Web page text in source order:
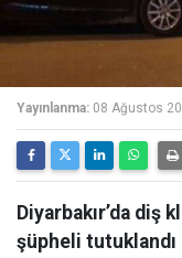
Yayınlanma: 08 Ağustos
Diyarbakır’da diş
şüpheli tutuklandı